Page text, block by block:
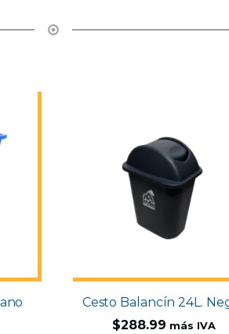
Cesto Balancín 24L.
$288.99 más IVA